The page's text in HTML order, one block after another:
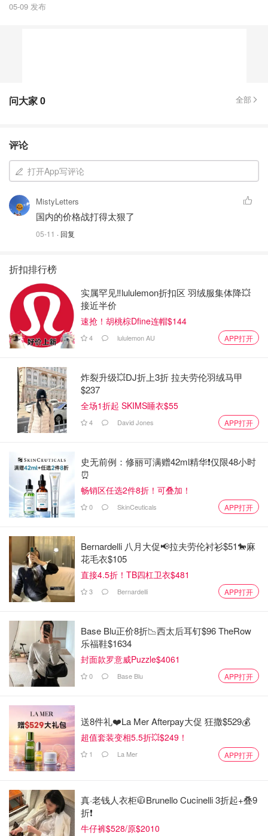
05-09 发布
问大家0 全部
评论
打开App写评论
MistyLetters
国内的价格战打得太狠了
05-11 · 回复
折扣排行榜
实属罕见‼️lululemon折扣区 羽绒服集体降💥
接近半价
速抢！胡桃棕Dfine连帽$144
4 lululemon AU APP打开
炸裂升级💥DJ折上3折 拉夫劳伦羽绒马甲
$237
全场1折起 SKIMS睡衣$55
4 David Jones APP打开
史无前例：修丽可满赠42ml精华❗️仅限48小时
⏰️
畅销区任选2件8折！可叠加！
0 SkinCeuticals APP打开
Bernardelli 八月大促📢拉夫劳伦衬衫$51🐎麻
花毛衣$105
直接4.5折！TB四杠卫衣$481
3 Bernardelli APP打开
Base Blu正价8折📉西太后耳钉$96 TheRow
乐福鞋$1634
封面款罗意威Puzzle$4061
0 Base Blu APP打开
送8件礼❤️La Mer Afterpay大促 狂撒$529💰
超值套装变相5.5折💥$249！
1 La Mer APP打开
真·老钱人衣柜🧥Brunello Cucinelli 3折起+叠9
折❗️
牛仔裤$528/原$2010